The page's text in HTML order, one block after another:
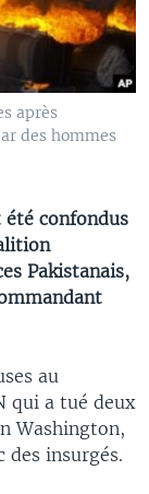
après
des hommes
été confondus
Pakistanais,
au
qui a tué deux
Washington,
des insurgés.